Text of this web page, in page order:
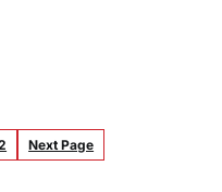
Next Page